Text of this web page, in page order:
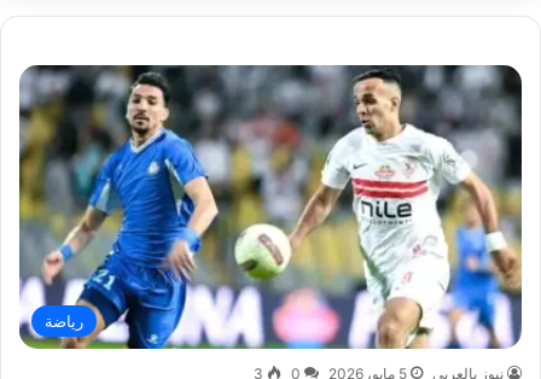
رياضة
نيوز بالعربي 5 مايو، 2026 0
3